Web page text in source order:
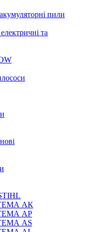
пили
та
АК
АР
AS